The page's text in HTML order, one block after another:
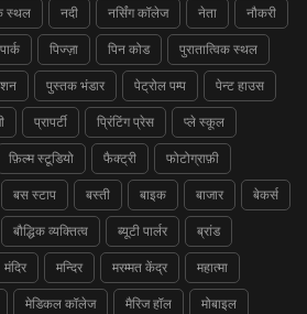
स्थल नदी नर्सिंग कॉलेज नेता नौकरी
पार्क पिज्ज़ा पिन कोड पुरातात्विक स्थल
पुस्तक भंडार पेट्रोल पम्प पेन्ट हाउस
प्रापर्टी प्रिंटिंग प्रेस प्ले स्कूल
फ़िल्म स्टूडियो फैक्ट्री फोटोग्राफ़ी
बस स्टाप बस्ती बाइक बाजार बेकर्स
बौद्धिक व्यक्तित्व ब्यूटी पार्लर ब्रांड
मंदिर मन्दिर मरम्मत केंद्र महात्मा
मेडिकल कॉलेज मैरिज हॉल मोबाइल